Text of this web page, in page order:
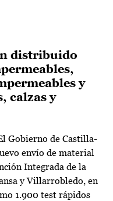
distribuido
y
calzas y
Gobierno de Castilla-
envío de material
Integrada de la
y Villarrobledo, en
1.900 test rápidos